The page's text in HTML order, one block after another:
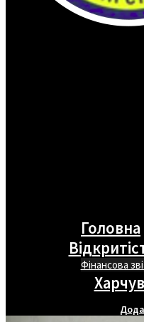
Головна
Фінансова